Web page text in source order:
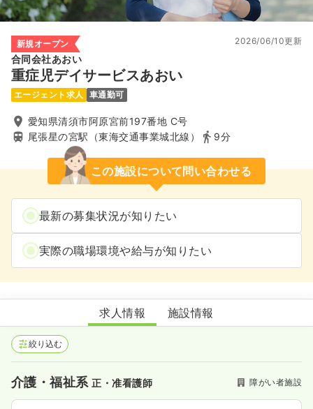
新規オープン
合同会社あおい
重症児デイサービスあおい
2026/06/10更新
エージェント求人 車通勤可
愛知県清須市阿原宮前197番地 C号
尾張星の宮駅（東海交通事業城北線）
9分
この施設について問い合わせる
最新の募集状況が知りたい
実際の職場環境や給与が知りたい
重症児デイサービスあおい
求人情報 施設情報
絞り込む
介護・福祉系正・准看護師 障がい者施設